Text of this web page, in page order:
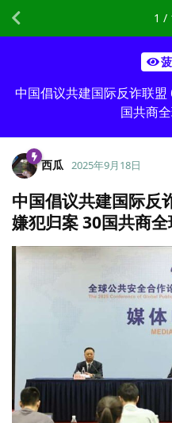
中国倡议共建国际反诈联
国共商
1 /
西瓜 2025年9月18日
中国倡议共建国际反
嫌犯归案 30国共商